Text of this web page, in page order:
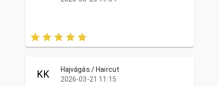
KK
Hajvágás / Haircut
2026-03-21 11:15